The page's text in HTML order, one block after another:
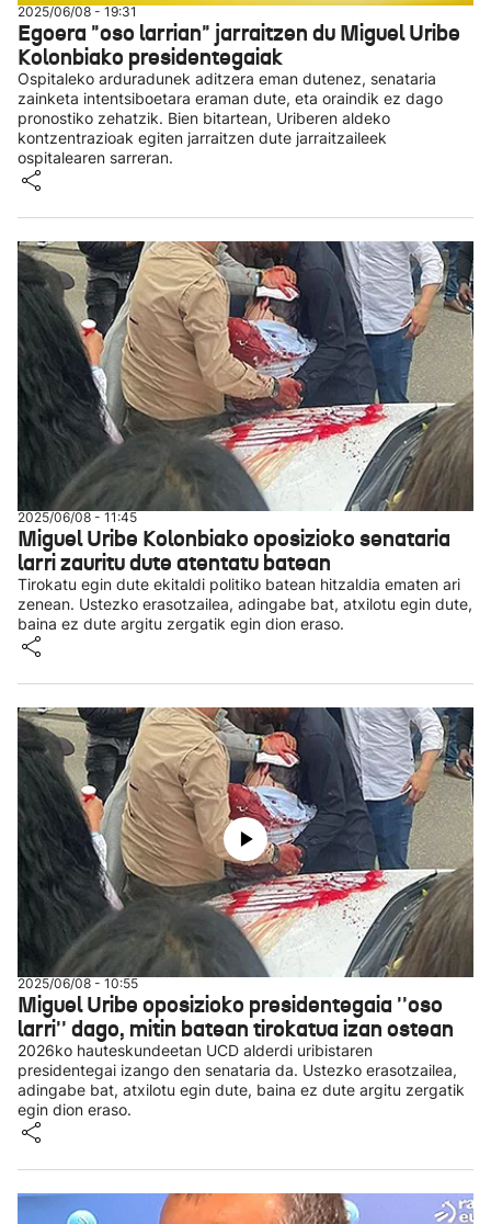
2025/06/08 - 19:31
Egoera "oso larrian" jarraitzen du Miguel Uribe
Kolonbiako presidentegaiak
Ospitaleko arduradunek aditzera eman dutenez, senataria
zainketa intentsiboetara eraman dute, eta oraindik ez dago
pronostiko zehatzik. Bien bitartean, Uriberen aldeko
kontzentrazioak egiten jarraitzen dute jarraitzaileek
ospitalearen sarreran.
2025/06/08 - 11:45
Miguel Uribe Kolonbiako oposizioko senataria
larri zauritu dute atentatu batean
Tirokatu egin dute ekitaldi politiko batean hitzaldia ematen ari
zenean. Ustezko erasotzailea, adingabe bat, atxilotu egin dute,
baina ez dute argitu zergatik egin dion eraso.
2025/06/08 - 10:55
Miguel Uribe oposizioko presidentegaia ''oso
larri'' dago, mitin batean tirokatua izan ostean
2026ko hauteskundeetan UCD alderdi uribistaren
presidentegai izango den senataria da. Ustezko erasotzailea,
adingabe bat, atxilotu egin dute, baina ez dute argitu zergatik
egin dion eraso.